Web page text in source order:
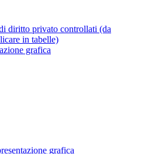
diritto privato controllati (da
in tabelle)
grafica
grafica